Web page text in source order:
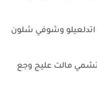
اتدلعيلو وشوفي شلون
مالت عليج وجع